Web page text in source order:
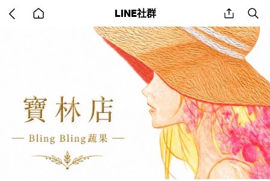
back LINE社群 share